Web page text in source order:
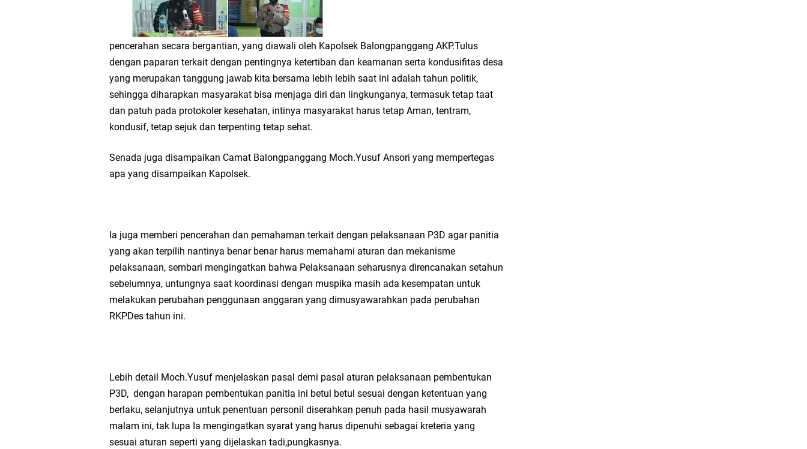
pencerahan secara bergantian, yang diawali oleh Kapolsek Balongpanggang AKP.Tulus
dengan paparan terkait dengan pentingnya ketertiban dan keamanan serta kondusifitas desa
yang merupakan tanggung jawab kita bersama lebih lebih saat ini adalah tahun politik,
sehingga diharapkan masyarakat bisa menjaga diri dan lingkunganya, termasuk tetap taat
dan patuh pada protokoler kesehatan, intinya masyarakat harus tetap Aman, tentram,
kondusif, tetap sejuk dan terpenting tetap sehat.
Senada juga disampaikan Camat Balongpanggang Moch.Yusuf Ansori yang mempertegas
apa yang disampaikan Kapolsek.
Ia juga memberi pencerahan dan pemahaman terkait dengan pelaksanaan P3D agar panitia
yang akan terpilih nantinya benar benar harus memahami aturan dan mekanisme
pelaksanaan, sembari mengingatkan bahwa Pelaksanaan seharusnya direncanakan setahun
sebelumnya, untungnya saat koordinasi dengan muspika masih ada kesempatan untuk
melakukan perubahan penggunaan anggaran yang dimusyawarahkan pada perubahan
RKPDes tahun ini.
Lebih detail Moch.Yusuf menjelaskan pasal demi pasal aturan pelaksanaan pembentukan
P3D, dengan harapan pembentukan panitia ini betul betul sesuai dengan ketentuan yang
berlaku, selanjutnya untuk penentuan personil diserahkan penuh pada hasil musyawarah
malam ini, tak lupa Ia mengingatkan syarat yang harus dipenuhi sebagai kreteria yang
sesuai aturan seperti yang dijelaskan tadi,pungkasnya.